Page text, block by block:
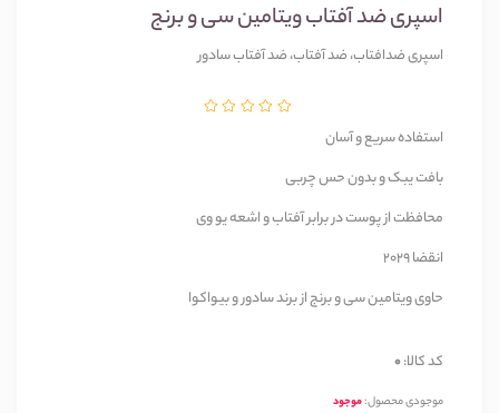
اسپری ضد آفتاب ویتامین سی و برنج
اسپری ضدافتاب، ضد آفتاب، ضد آفتاب سادور
استفاده سریع و آسان
بافت یبک و بدون حس چربی
محافظت از پوست در برابر آفتاب و اشعه یو وی
انقضا 2029
حاوی ویتامین سی و برنج از برند سادور و بیواکوا
کد کالا:0
موجودی محصول:موجود